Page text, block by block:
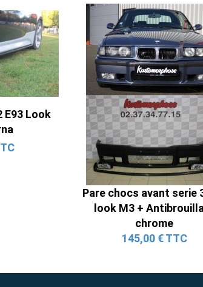
Cat-Back Active 4 Sorties
Tube en H pour Ford Mustang
GT & V6 (2015-2023)
2 690,00 € TTC
E93 Look
Pare chocs avant serie
look M3 +
chrome
145,00 € TTC